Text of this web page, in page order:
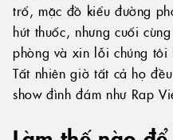
trổ, mặc đồ kiểu đường
hút thuốc, nhưng cuối
phòng và xin lỗi chúng
Tất nhiên giờ tất cả họ
show đình đám như Rap